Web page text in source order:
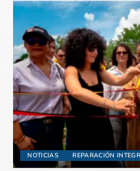
NOTICIAS REPARACIÓN